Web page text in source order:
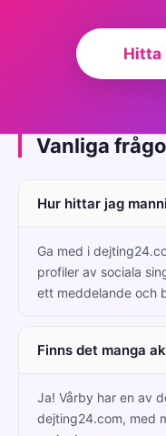
Hitta
Vanliga
Hur hittar jag
Ga med i
profiler av sociala
ett meddelande och
Finns det manga
Ja! Vårby har en av
dejting24.com, med